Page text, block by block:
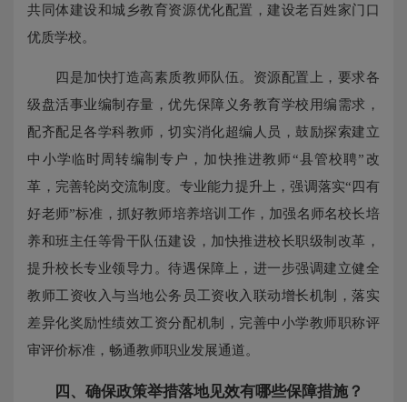
共同体建设和城乡教育资源优化配置，建设老百姓家门口
优质学校。
四是加快打造高素质教师队伍。资源配置上，要求各
级盘活事业编制存量，优先保障义务教育学校用编需求，
配齐配足各学科教师，切实消化超编人员，鼓励探索建立
中小学临时周转编制专户，加快推进教师“县管校聘”改
革，完善轮岗交流制度。专业能力提升上，强调落实“四有
好老师”标准，抓好教师培养培训工作，加强名师名校长培
养和班主任等骨干队伍建设，加快推进校长职级制改革，
提升校长专业领导力。待遇保障上，进一步强调建立健全
教师工资收入与当地公务员工资收入联动增长机制，落实
差异化奖励性绩效工资分配机制，完善中小学教师职称评
审评价标准，畅通教师职业发展通道。
四、确保政策举措落地见效有哪些保障措施？